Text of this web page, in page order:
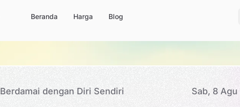
Beranda Harga Blog
Berdamai dengan Diri Sendiri Sab, 8 Agu